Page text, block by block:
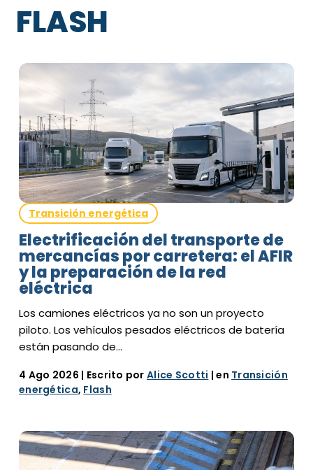
FLASH
Transición energética
Electrificación del transporte de
mercancías por carretera: el AFIR
y la preparación de la red
eléctrica
Los camiones eléctricos ya no son un proyecto
piloto. Los vehículos pesados eléctricos de batería
están pasando de…
4 Ago 2026 | Escrito porAlice Scotti | en Transición
energética, Flash